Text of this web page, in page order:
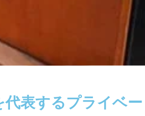
表するプライベー